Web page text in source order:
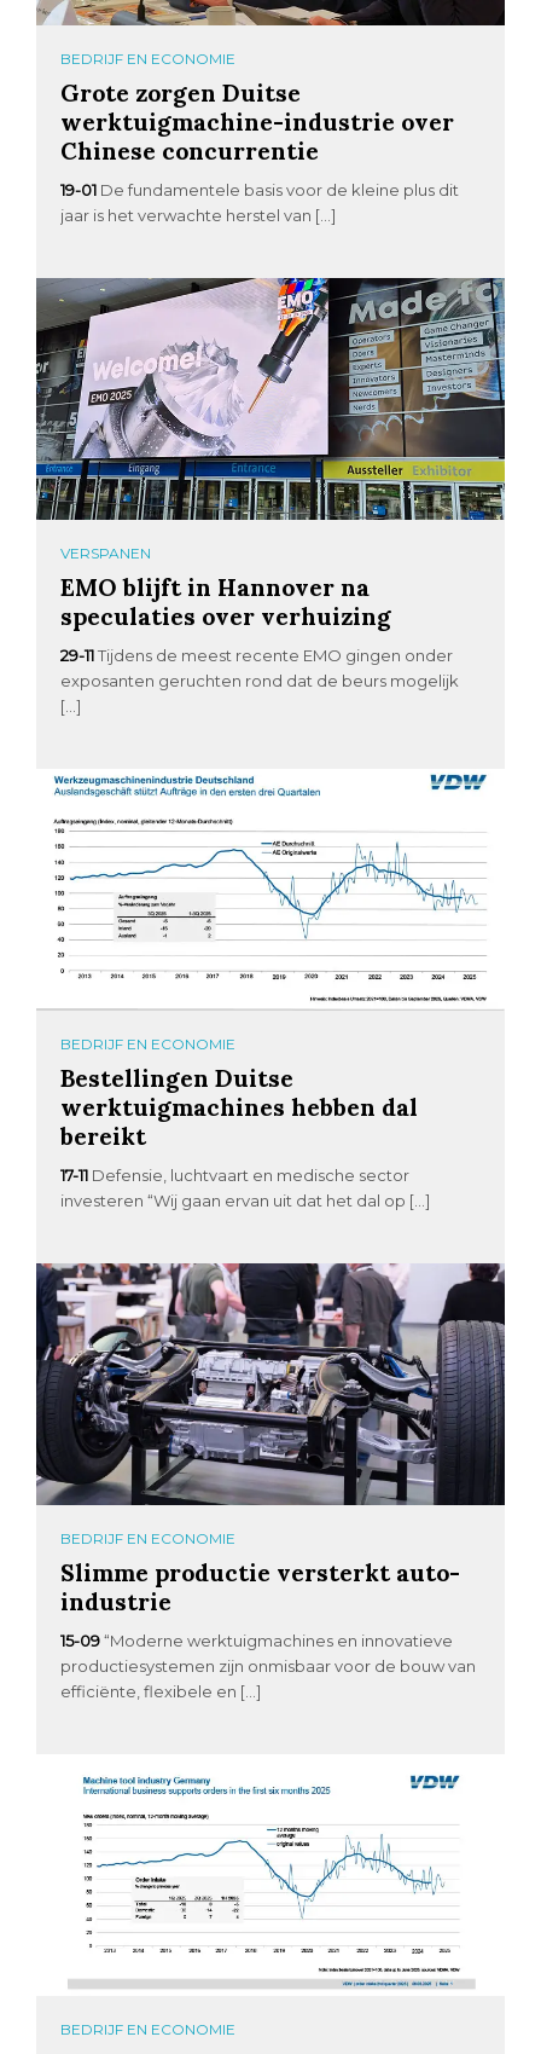
BEDRIJF EN ECONOMIE
Grote zorgen Duitse
werktuigmachine-industrie over
Chinese concurrentie
19-01 De fundamentele basis voor de kleine plus dit
jaar is het verwachte herstel van […]
VERSPANEN
EMO blijft in Hannover na
speculaties over verhuizing
29-11 Tijdens de meest recente EMO gingen onder
exposanten geruchten rond dat de beurs mogelijk
[…]
BEDRIJF EN ECONOMIE
Bestellingen Duitse
werktuigmachines hebben dal
bereikt
17-11 Defensie, luchtvaart en medische sector
investeren “Wij gaan ervan uit dat het dal op […]
BEDRIJF EN ECONOMIE
Slimme productie versterkt auto-
industrie
15-09 “Moderne werktuigmachines en innovatieve
productiesystemen zijn onmisbaar voor de bouw van
efficiënte, flexibele en […]
BEDRIJF EN ECONOMIE